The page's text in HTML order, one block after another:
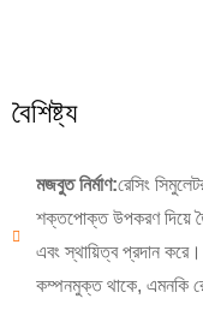
বৈশিষ্ট্য
মজবুত নির্মাণ:রেসিং
শক্তপোক্ত উপকরণ দিয়ে
এবং স্থায়িত্ব প্রদান
কম্পনমুক্ত থাকে, এমনকি